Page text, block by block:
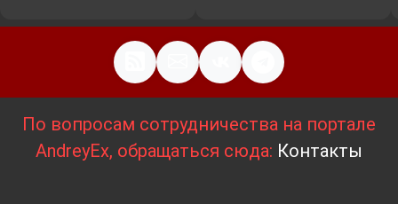
По вопросам сотрудничества на портале
AndreyEx, обращаться сюда: Контакты